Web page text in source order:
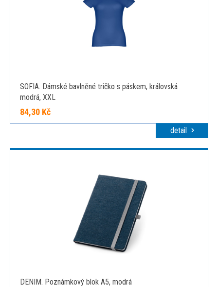
SOFIA. Dámské bavlněné tričko s páskem, královská
modrá, XXL
84,30 Kč
detail
DENIM. Poznámkový blok A5, modrá